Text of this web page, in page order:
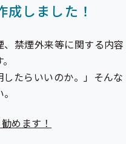
しました！
禁煙外来等に関する内容
したらいいのか。」そんな
めます！